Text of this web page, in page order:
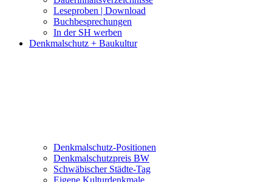
Leseproben | Download
Buchbesprechungen
In der SH werben
Denkmalschutz + Baukultur
Denkmalschutz-Positionen
Denkmalschutzpreis BW
Schwäbischer Städte-Tag
Eigene Kulturdenkmale